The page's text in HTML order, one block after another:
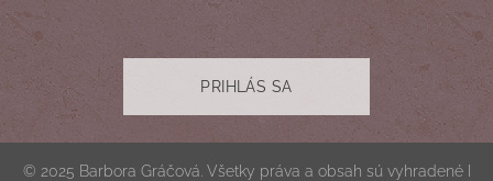
PRIHLÁS SA
© 2025 Barbora Gráčová. Všetky práva a obsah sú vyhradené I